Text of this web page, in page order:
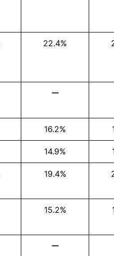
22.4%
ー
16.2%
14.9%
19.4%
15.2%
ー